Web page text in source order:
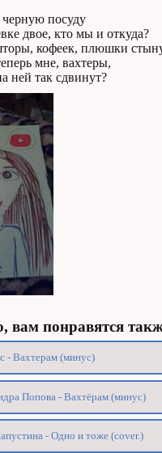
посуду
двое, кто мы и откуда?
кофеек, плюшки
мне, вахтеры,
ней так сдвинут?
вам понравятся
- Вахтерам (минус)
Попова - Вахтёрам (минус)
- Одно и тоже (cover.)